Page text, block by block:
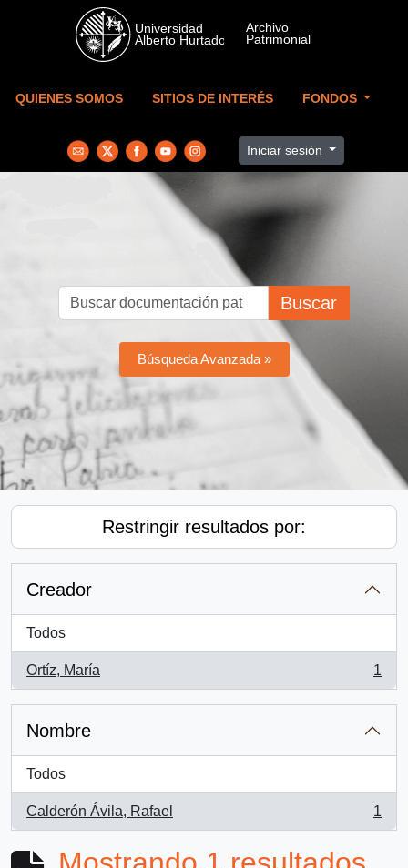
Skip to main content
QUIENES SOMOS SITIOS DE INTERÉS FONDOS
Iniciar sesión
Buscar
Búsqueda Avanzada »
Restringir resultados por:
Creador
Todos
Ortíz, María
, 1 resultados
1
Nombre
Todos
Calderón Ávila, Rafael
, 1 resultados
1